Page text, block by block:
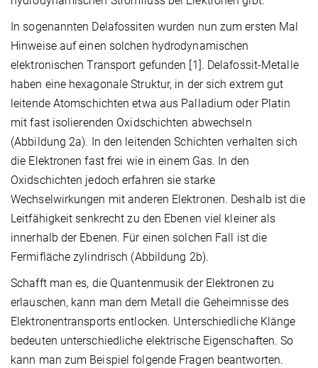
In sogenannten Delafossiten wurden nun zum ersten Mal
Hinweise auf einen solchen hydrodynamischen
elektronischen Transport gefunden [1]. Delafossit-Metalle
haben eine hexagonale Struktur, in der sich extrem gut
leitende Atomschichten etwa aus Palladium oder Platin
mit fast isolierenden Oxidschichten abwechseln
(Abbildung 2a). In den leitenden Schichten verhalten sich
die Elektronen fast frei wie in einem Gas. In den
Oxidschichten jedoch erfahren sie starke
Wechselwirkungen mit anderen Elektronen. Deshalb ist die
Leitfähigkeit senkrecht zu den Ebenen viel kleiner als
innerhalb der Ebenen. Für einen solchen Fall ist die
Fermifläche zylindrisch (Abbildung 2b).
Schafft man es, die Quantenmusik der Elektronen zu
erlauschen, kann man dem Metall die Geheimnisse des
Elektronentransports entlocken. Unterschiedliche Klänge
bedeuten unterschiedliche elektrische Eigenschaften. So
kann man zum Beispiel folgende Fragen beantworten.